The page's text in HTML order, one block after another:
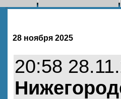
28 ноября 2025
20:58